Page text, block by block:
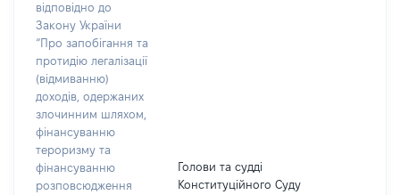
відповідно до
Закону України
“Про запобігання та
протидію легалізації
(відмиванню)
доходів, одержаних
злочинним шляхом,
фінансуванню
тероризму та
фінансуванню
розповсюдження
Голови та судді
Конституційного Суду